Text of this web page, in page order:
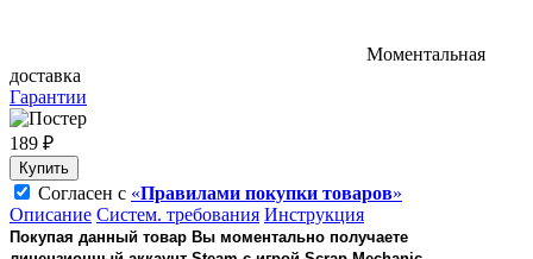
Моментальная
доставка
Гарантии
189 ₽
Купить
Согласен с «Правилами покупки товаров»
Описание Систем. требования Инструкция
Покупая данный товар Вы моментально получаете